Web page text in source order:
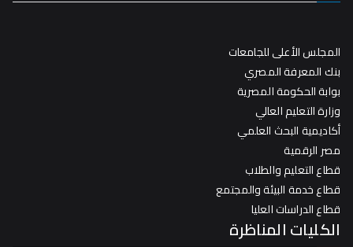
المجلس الأعلى للجامعات
بنك المعرفة المصري
بوابة الحكومة المصرية
وزارة التعليم العالي
أكاديمية البحث العلمي
مصر الرقمية
قطاع التعليم والطلاب
قطاع خدمة البيئة والمجتمع
قطاع الدراسات العليا
الكليات المناظرة